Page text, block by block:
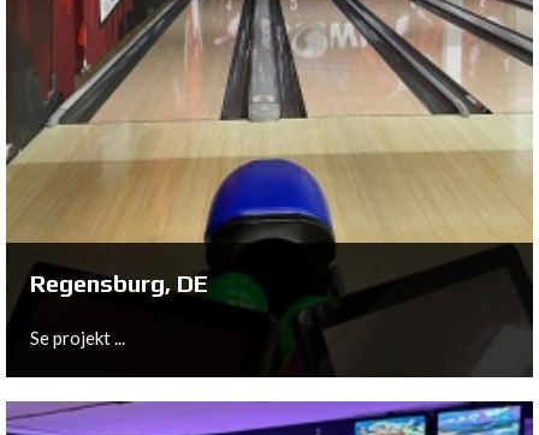
Spijkenisse, NL
Se projekt ...
Regensburg, DE
Se projekt ...